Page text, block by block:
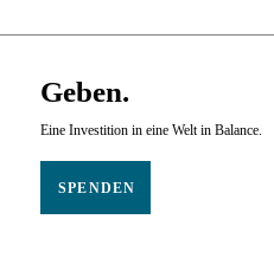
Geben.
Eine Investition in eine Welt in Balance.
SPENDEN